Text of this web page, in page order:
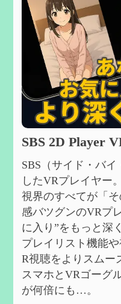
SBS 2D Player
SBS（サイド・バ
したVRプレイヤー。
視界のすべてが「
感バツグンのVRプ
に入り”をもっと深く
プレイリスト機能
R視聴をよりスムー
スマホとVRゴーグ
が何倍にも…。